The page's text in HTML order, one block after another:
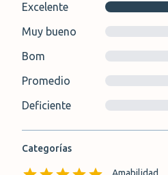
Excelente
Muy bueno
Bom
Promedio
Deficiente
Categorías